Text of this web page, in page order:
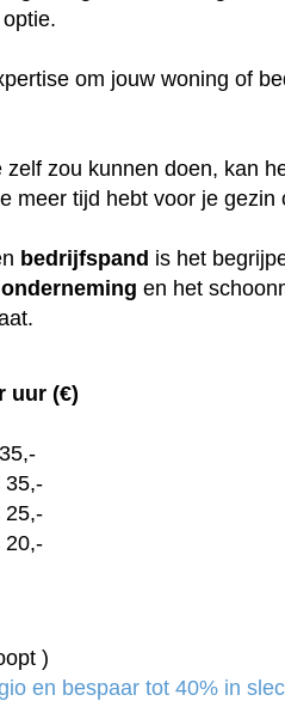
om jouw woning of
zou kunnen doen, kan
meer tijd hebt voor je gezin
bedrijfspand is het
onderneming en het
uur (€)
35,-
25,-
20,-
)
en bespaar tot 40% in